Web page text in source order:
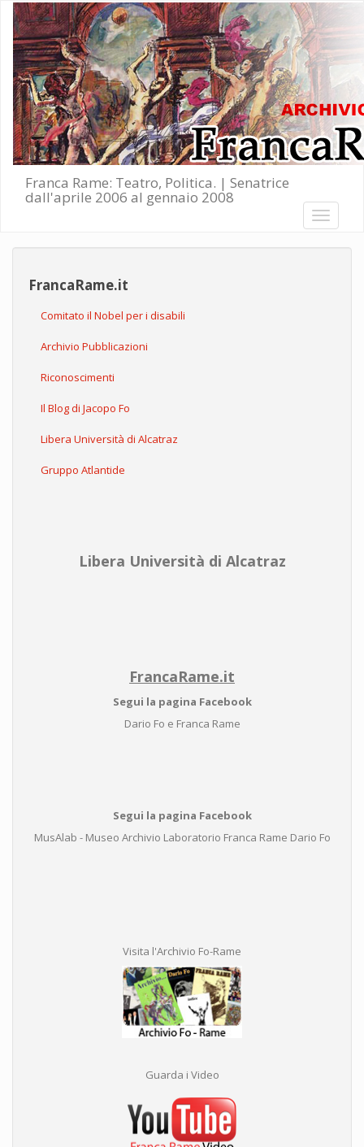
Salta al contenuto principale
Franca Rame: Teatro, Politica. | Senatrice
dall'aprile 2006 al gennaio 2008
Toggle
FrancaRame.it
Comitato il Nobel per i disabili
Archivio Pubblicazioni
Riconoscimenti
Il Blog di Jacopo Fo
Libera Università di Alcatraz
Gruppo Atlantide
Libera Università di Alcatraz
FrancaRame.it
Segui la pagina Facebook
Dario Fo e Franca Rame
Segui la pagina Facebook
MusAlab - Museo Archivio Laboratorio Franca Rame Dario Fo
Visita l'Archivio Fo-Rame
Guarda i Video